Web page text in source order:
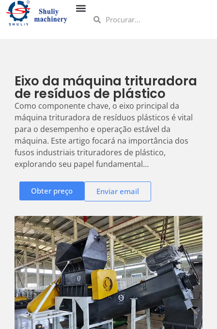
Eixo da máquina trituradora
de resíduos de plástico
Como componente chave, o eixo principal da
máquina trituradora de resíduos plásticos é vital
para o desempenho e operação estável da
máquina. Este artigo focará na importância dos
fusos industriais trituradores de plástico,
explorando seu papel fundamental...
Obter preço Enviar email